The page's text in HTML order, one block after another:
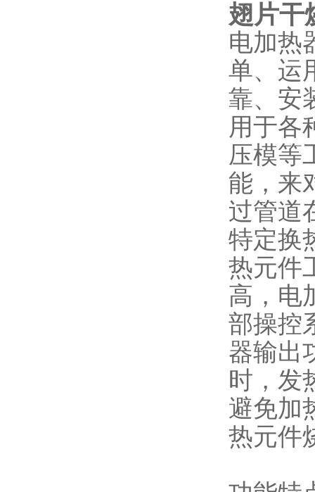
翅片干
电加热
单、运
靠、安
用于各
压模等
能，来
过管道
特定换
热元件
高，电
部操控
器输出
时，发
避免加
热元件